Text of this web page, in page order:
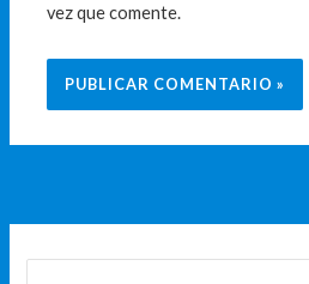
vez que comente.